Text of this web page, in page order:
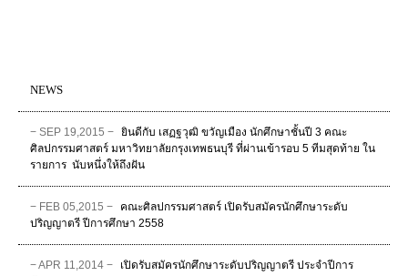
NEWS
− SEP 19,2015 − ยินดีกับ เสฏฐวุฒิ ขวัญเมือง นักศึกษาชั้นปี 3 คณะ
ศิลปกรรมศาสตร์ มหาวิทยาลัยกรุงเทพธนบุรี ที่ผ่านเข้ารอบ 5 ทีมสุดท้าย ใน
รายการ ‪ นับหนึ่งให้ถึงฝัน
− FEB 05,2015 −
คณะศิลปกรรมศาสตร์ เปิดรับสมัครนักศึกษาระดับ
ปริญญาตรี ปีการศึกษา 2558
− APR 11,2014 −
เปิดรับสมัครนักศึกษาระดับปริญญาตรี ประจำปีการ